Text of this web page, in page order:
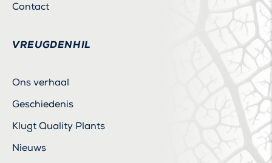
Contact
VREUGDENHIL
Ons verhaal
Geschiedenis
Klugt Quality Plants
Nieuws